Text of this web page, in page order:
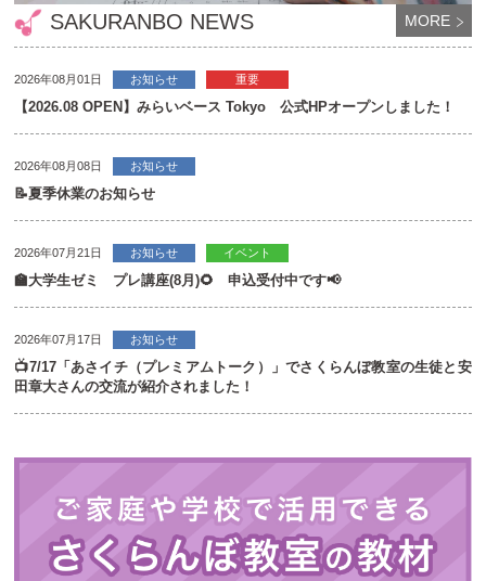
SAKURANBO NEWS MORE
2026年08月01日 お知らせ 重要
【2026.08 OPEN】みらいベース Tokyo 公式HPオープンしました！
2026年08月08日 お知らせ
📝夏季休業のお知らせ
2026年07月21日 お知らせ イベント
🏫大学生ゼミ プレ講座(8月)🌻 申込受付中です📢
2026年07月17日 お知らせ
📺7/17「あさイチ（プレミアムトーク）」でさくらんぼ教室の生徒と安
田章大さんの交流が紹介されました！